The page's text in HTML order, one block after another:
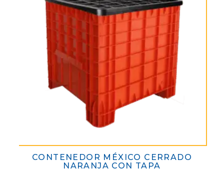
CONTENEDOR MÉXICO CERRADO
NARANJA CON TAPA